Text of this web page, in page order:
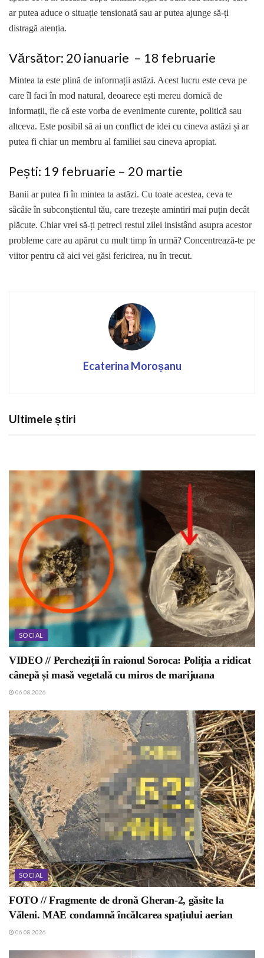
ar putea aduce o situație tensionată sau ar putea ajunge să-ți
distragă atenția.
Vărsător: 20 ianuarie – 18 februarie
Mintea ta este plină de informații astăzi. Acest lucru este ceva pe
care îl faci în mod natural, deoarece ești mereu dornică de
informații, fie că este vorba de evenimente curente, politică sau
altceva. Este posibil să ai un conflict de idei cu cineva astăzi și ar
putea fi chiar un membru al familiei sau cineva apropiat.
Pești: 19 februarie – 20 martie
Banii ar putea fi în mintea ta astăzi. Cu toate acestea, ceva te
sâcâie în subconștientul tău, care trezește amintiri mai puțin decât
plăcute. Chiar vrei să-ți petreci restul zilei insistând asupra acestor
probleme care au apărut cu mult timp în urmă? Concentrează-te pe
viitor pentru că aici vei găsi fericirea, nu în trecut.
Ecaterina Moroșanu
Ultimele știri
SOCIAL
VIDEO // Percheziții în raionul Soroca: Poliția a ridicat
cânepă și masă vegetală cu miros de marijuana
06.08.2026
SOCIAL
FOTO // Fragmente de dronă Gheran-2, găsite la
Văleni. MAE condamnă încălcarea spațiului aerian
06.08.2026